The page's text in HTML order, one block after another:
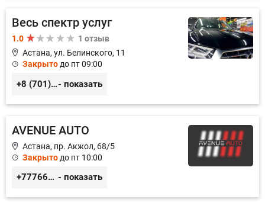
Весь спектр услуг
1.0
1 отзыв
Астана, ул. Белинского, 11
Закрыто до пт 09:00
+8 (701) 952-60-57- показать
AVENUE AUTO
Астана, пр. Акжол, 68/5
Закрыто до пт 10:00
+77766857788 - показать